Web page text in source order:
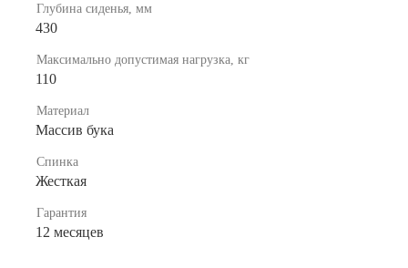
Глубина сиденья, мм
430
Максимально допустимая нагрузка, кг
110
Материал
Массив бука
Спинка
Жесткая
Гарантия
12 месяцев